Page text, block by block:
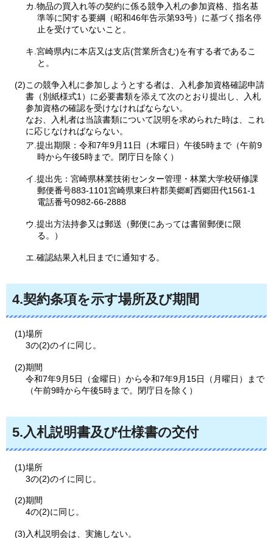
カ.物品の買入れ等の契約に係る競争入札の参加資格、指名基
準等に関する要綱（昭和46年告示第93号）に基づく指名停
止を受けていないこと。
キ.宮崎県内に本店又は支店(営業所含む)を有する者であるこ
と。
(2)この競争入札に参加しようとする者は、入札参加資格確認申請
書（別紙様式1）に必要書類を添えて次のとおり提出し、入札
参加資格の確認を受けなければならない。
なお、入札者は当該書類について説明を求められた時は、これ
に応じなければならない。
ア.提出期限：令和7年9月11日（木曜日）午後5時まで（午前9
時から午後5時まで。閉庁日を除く）
イ.提出先：宮崎県林業技術センター管理・林業大学校研修課
郵便番号883-1101宮崎県東臼杵郡美郷町西郷田代1561-1
電話番号0982-66-2888
ウ.提出方法持参又は郵送（郵便にあっては書留郵便に限
る。）
エ.確認結果入札日までに通知する。
4.契約条項を示す場所及び期間
(1)場所
3の(2)のイに同じ。
(2)期間
令和7年9月5日（金曜日）から令和7年9月15日（月曜日）まで
（午前9時から午後5時まで。閉庁日を除く）
5.入札説明書及び仕様書の交付
(1)場所
3の(2)のイに同じ。
(2)期間
4の(2)に同じ。
(3)入札説明会は、実施しない。